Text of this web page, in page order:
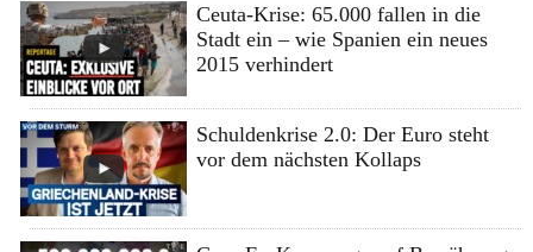
Ceuta-Krise: 65.000 fallen in die
Stadt ein – wie Spanien ein neues
2015 verhindert
Schuldenkrise 2.0: Der Euro steht
vor dem nächsten Kollaps